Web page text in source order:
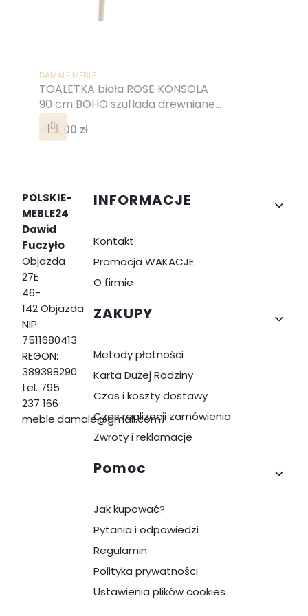
TOALETKA biała ROSE KONSOLA
90 cm BOHO szuflada drewniane
nóżki SKANDYNAWSKA
PRODUCENT
DAMALE MEBLE
Cena
455,00 zł
POLSKIE-
MEBLE24
Dawid
Fuczyło
Objazda
27E
46-
142 Objazda
NIP:
7511680413
REGON:
389398290
tel. 795
237 166
meble.damale@gmail.com
Linki w stopce
INFORMACJE
Kontakt
Promocja WAKACJE
O firmie
ZAKUPY
Metody płatności
Karta Dużej Rodziny
Czas i koszty dostawy
Czas realizacji zamówienia
Zwroty i reklamacje
Pomoc
Jak kupować?
Pytania i odpowiedzi
Regulamin
Polityka prywatności
Ustawienia plików cookies